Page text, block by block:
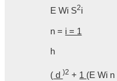
E Wi S2i
n = i = 1
h
( d)2 + 1 (E Wi n